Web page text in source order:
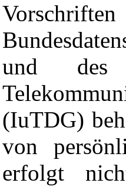
und des
(IuTDG)
von
erfolgt